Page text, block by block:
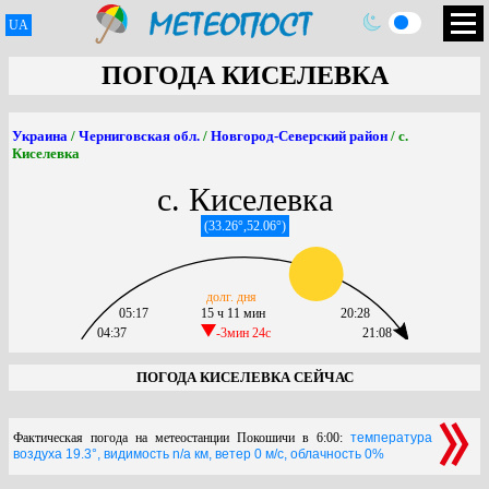
UA
ПОГОДА КИСЕЛЕВКА
Украина / Черниговская обл. / Новгород-Северский район / с.
Киселевка
с. Киселевка
(33.26°,52.06°)
04:37
05:17
15 ч 11 мин
-3мин 24c
долг. дня
21:08
20:28
ПОГОДА КИСЕЛЕВКА СЕЙЧАС
Фактическая погода на метеостанции Покошичи в 6:00: температура
воздуха 19.3°, видимость n/a км, ветер 0 м/с, облачность 0%